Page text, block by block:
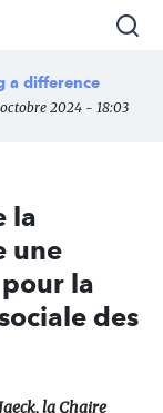
a difference
2024 - 18:03
la
une
la
des
la Chaire